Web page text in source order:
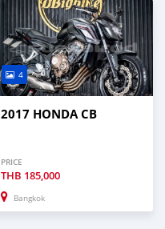
4
2017 HONDA CB
PRICE
THB 185,000
Bangkok